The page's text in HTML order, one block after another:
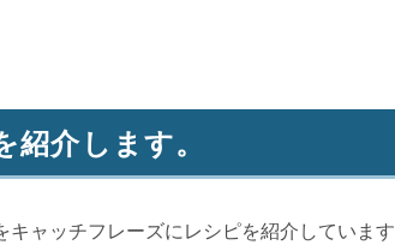
紹介します。
ャッチフレーズにレシピを紹介しています